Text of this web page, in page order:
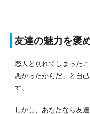
友達の魅力を褒
恋人と別れてしまった
悪かったからだ」と自
す。
しかし、あなたなら友